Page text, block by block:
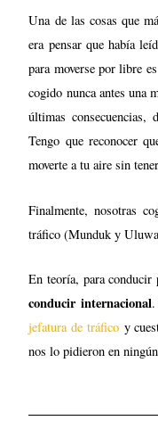
Finalmente, nosotras
tráfico (Munduk y
En teoría, para conducir
conducir internacional
jefatura de tráficoy
nos lo pidieron en
Indonesia